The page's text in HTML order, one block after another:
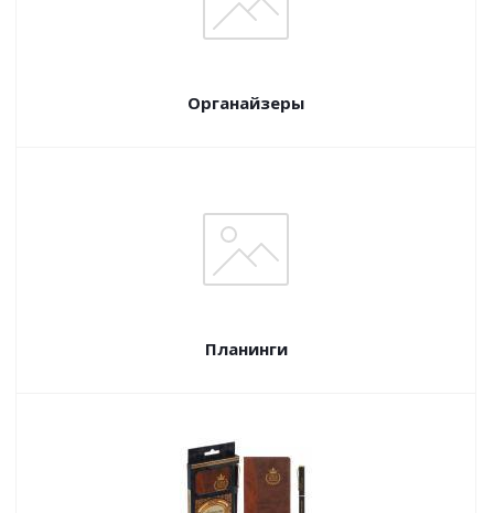
Органайзеры
Планинги